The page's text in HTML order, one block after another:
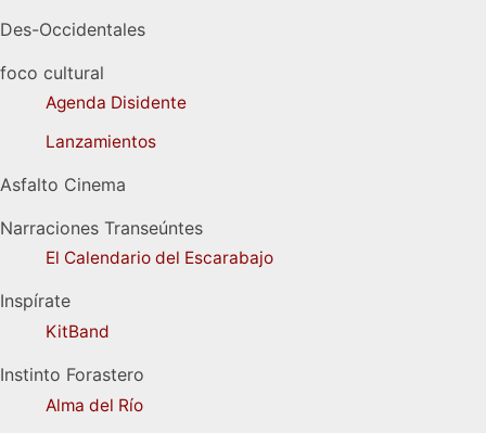
Des-Occidentales
foco cultural
Agenda Disidente
Lanzamientos
Asfalto Cinema
Narraciones Transeúntes
El Calendario del Escarabajo
Inspírate
KitBand
Instinto Forastero
Alma del Río